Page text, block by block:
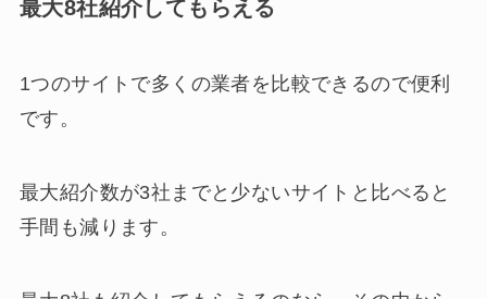
最大8社紹介してもらえる
1つのサイトで多くの業者を比較できるので便利
です。
最大紹介数が3社までと少ないサイトと比べると
手間も減ります。